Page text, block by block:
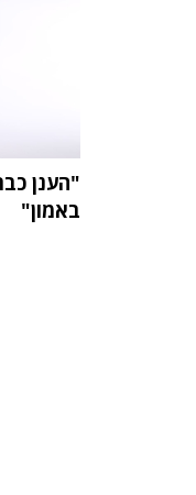
"הענן
באמון"